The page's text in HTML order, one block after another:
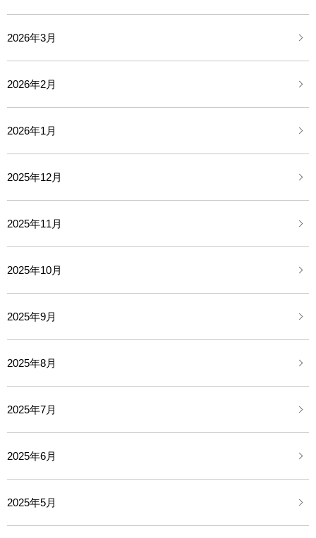
2026年3月
2026年2月
2026年1月
2025年12月
2025年11月
2025年10月
2025年9月
2025年8月
2025年7月
2025年6月
2025年5月